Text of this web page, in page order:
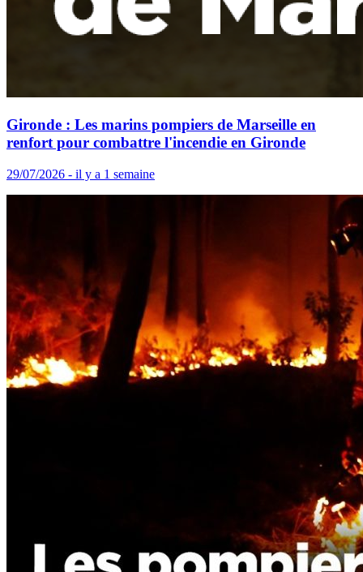
Gironde : Les marins pompiers de Marseille en
renfort pour combattre l'incendie en Gironde
29/07/2026 - il y a 1 semaine